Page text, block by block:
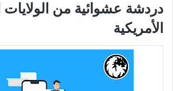
دردشة عشوائية من الولايات
الأمريكية